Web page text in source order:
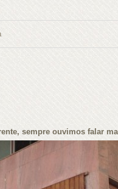
sempre ouvimos falar